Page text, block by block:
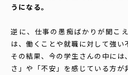
うになる。
逆に、仕事の愚痴ばかりが聞こ
は、働くことや就職に対して強い
その結果、今の学生さんの中には
さ」や「不安」を感じている方が